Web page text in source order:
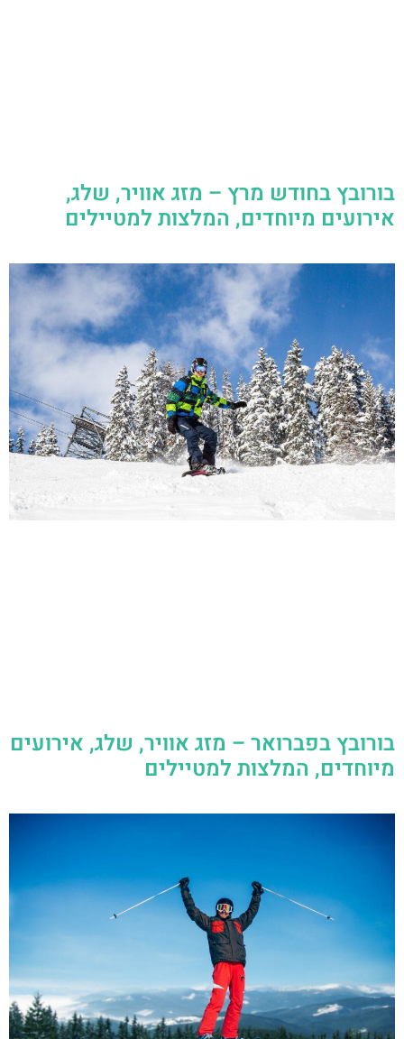
בורובץ בחודש מרץ – מזג אוויר, שלג,
אירועים מיוחדים, המלצות למטיילים
בורובץ בפברואר – מזג אוויר, שלג, אירועים
מיוחדים, המלצות למטיילים